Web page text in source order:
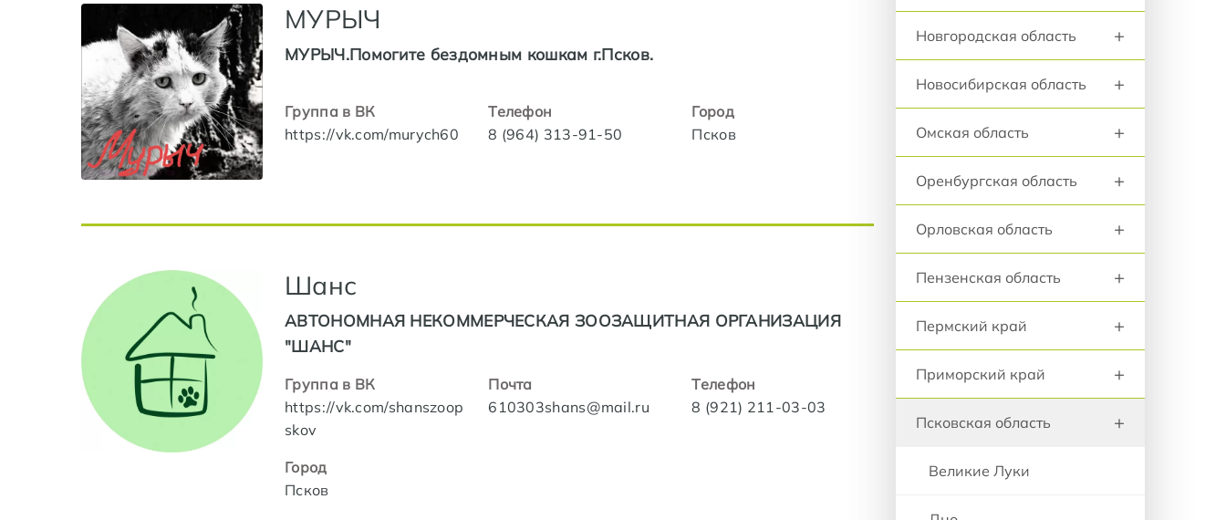
МУРЫЧ
МУРЫЧ.Помогите бездомным кошкам г.Псков.
Группа в ВК
https://vk.com/murych60
Телефон
8 (964) 313-91-50
Город
Псков
Шанс
АВТОНОМНАЯ НЕКОММЕРЧЕСКАЯ ЗООЗАЩИТНАЯ ОРГАНИЗАЦИЯ
"ШАНС"
Группа в ВК
https://vk.com/shanszoop
skov
Почта
610303shans@mail.ru
Телефон
8 (921) 211-03-03
Город
Псков
Новгородская область +
Новосибирская область +
Омская область +
Оренбургская область +
Орловская область +
Пензенская область +
Пермский край +
Приморский край +
Псковская область +
Великие Луки